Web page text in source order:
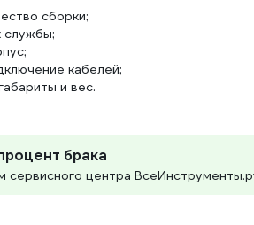
сборки;
службы;
кабелей;
и вес.
брака
сервисного центра